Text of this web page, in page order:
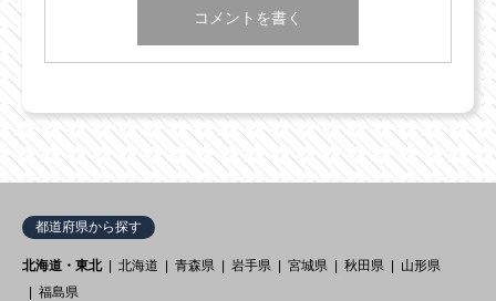
都道府県から探す
北海道・東北 北海道 青森県 岩手県 宮城県 秋田県
山形県
福島県